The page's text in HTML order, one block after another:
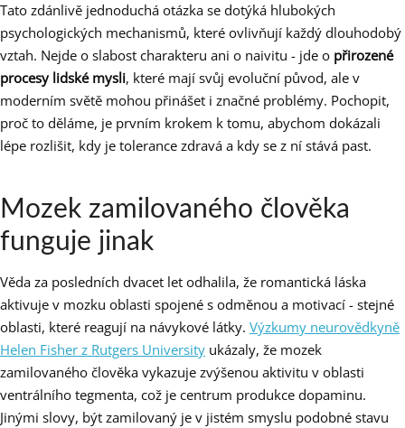
Tato zdánlivě jednoduchá otázka se dotýká hlubokých
psychologických mechanismů, které ovlivňují každý dlouhodobý
vztah. Nejde o slabost charakteru ani o naivitu - jde o přirozené
procesy lidské mysli, které mají svůj evoluční původ, ale v
moderním světě mohou přinášet i značné problémy. Pochopit,
proč to děláme, je prvním krokem k tomu, abychom dokázali
lépe rozlišit, kdy je tolerance zdravá a kdy se z ní stává past.
Mozek zamilovaného člověka
funguje jinak
Věda za posledních dvacet let odhalila, že romantická láska
aktivuje v mozku oblasti spojené s odměnou a motivací - stejné
oblasti, které reagují na návykové látky. Výzkumy neurovědkyně
Helen Fisher z Rutgers University ukázaly, že mozek
zamilovaného člověka vykazuje zvýšenou aktivitu v oblasti
ventrálního tegmenta, což je centrum produkce dopaminu.
Jinými slovy, být zamilovaný je v jistém smyslu podobné stavu